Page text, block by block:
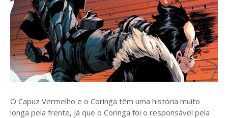
O Capuz Vermelho e o Coringa têm uma história muito
longa pela frente, já que o Coringa foi o responsável pela